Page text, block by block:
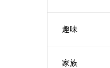
趣味
家族